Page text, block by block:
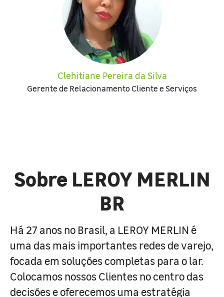
Clehitiane Pereira da Silva
Gerente de Relacionamento Cliente e Serviços
Sobre LEROY MERLIN
BR
Há 27 anos no Brasil, a LEROY MERLIN é
uma das mais importantes redes de varejo,
focada em soluções completas para o lar.
Colocamos nossos Clientes no centro das
decisões e oferecemos uma estratégia